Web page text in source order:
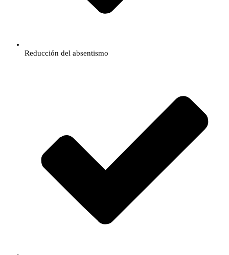
​Reducción del absentismo